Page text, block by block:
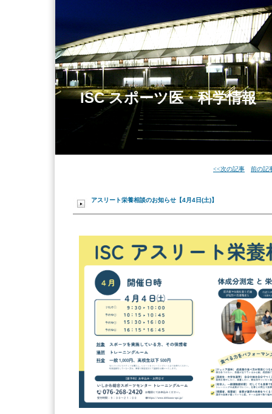
ISC スポーツ医・科学情報
<<次の記事 前の記
アスリート栄養相談のお知らせ【4月4日(土)】